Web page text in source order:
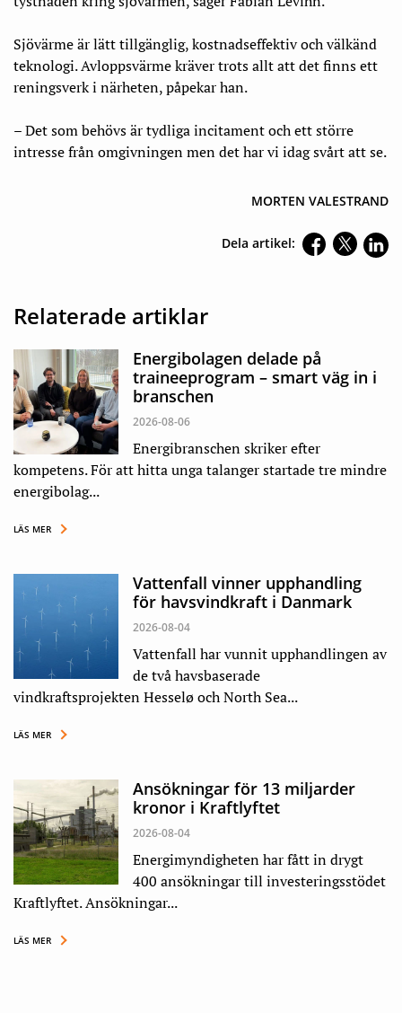
Sjövärme är lätt tillgänglig, kostnadseffektiv och välkänd
teknologi. Avloppsvärme kräver trots allt att det finns ett
reningsverk i närheten, påpekar han.
– Det som behövs är tydliga incitament och ett större
intresse från omgivningen men det har vi idag svårt att se.
MORTEN VALESTRAND
Dela artikel:
Relaterade artiklar
Energibolagen delade på
traineeprogram – smart väg in i
branschen
2026-08-06
Energibranschen skriker efter
kompetens. För att hitta unga talanger startade tre mindre
energibolag...
LÄS MER
Vattenfall vinner upphandling
för havsvindkraft i Danmark
2026-08-04
Vattenfall har vunnit upphandlingen av
de två havsbaserade
vindkraftsprojekten Hesselø och North Sea...
LÄS MER
Ansökningar för 13 miljarder
kronor i Kraftlyftet
2026-08-04
Energimyndigheten har fått in drygt
400 ansökningar till investeringsstödet
Kraftlyftet. Ansökningar...
LÄS MER